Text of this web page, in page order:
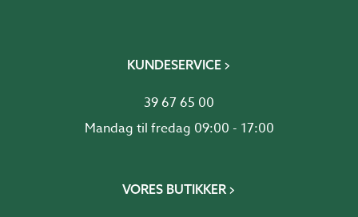
KUNDESERVICE
39 67 65 00
Mandag til fredag 09:00 - 17:00
VORES BUTIKKER